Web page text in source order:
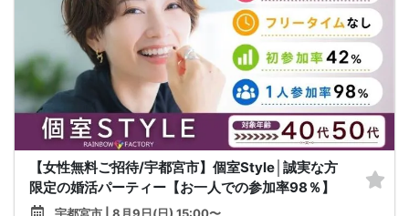
【女性無料ご招待/宇都宮市】個室Style│誠実な方
限定の婚活パーティー【お一人での参加率98％】